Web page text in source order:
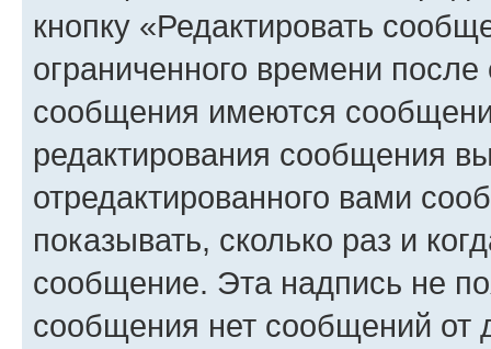
кнопку «Редактировать
ограниченного времени
сообщения имеются
редактирования сообщения
отредактированного вами
показывать, сколько раз и
сообщение. Эта надпись не
сообщения нет сообщений от